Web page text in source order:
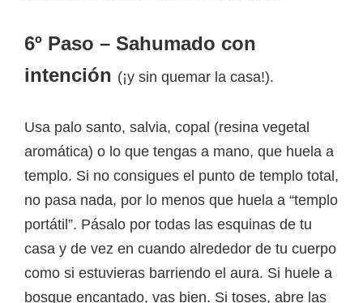
6º Paso – Sahumado con
intención (¡y sin quemar la casa!).
Usa palo santo, salvia, copal (resina vegetal
aromática) o lo que tengas a mano, que huela a
templo. Si no consigues el punto de templo total,
no pasa nada, por lo menos que huela a “templo
portátil”. Pásalo por todas las esquinas de tu
casa y de vez en cuando alrededor de tu cuerpo
como si estuvieras barriendo el aura. Si huele a
bosque encantado, vas bien. Si toses, abre las